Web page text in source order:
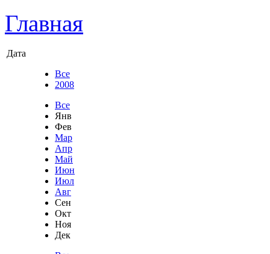
Главная
Дата
Все
2008
Все
Янв
Фев
Мар
Апр
Май
Июн
Июл
Авг
Сен
Окт
Ноя
Дек